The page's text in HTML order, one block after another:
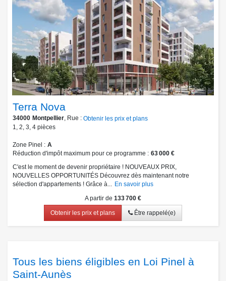
Terra Nova
34000 Montpellier , Rue : Obtenir les prix et plans
1
2 3 4 pièces
Zone Pinel
A
Réduction d'impôt maximum pour ce programme
63 000 €
C'est le moment de devenir propriétaire ! NOUVEAUX PRIX,
NOUVELLES OPPORTUNITÉS Découvrez dès maintenant notre
sélection d'appartements ! Grâce à...
En savoir plus
A partir de 133 700 €
Obtenir les prix et plans Être rappelé(e)
Tous les biens éligibles en Loi Pinel à
Saint-Aunès